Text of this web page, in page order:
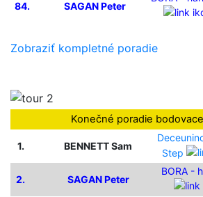
84. SAGAN Peter
Zobraziť kompletné poradie
Konečné poradie
1. BENNETT Sam
Step
2. SAGAN Peter
BORA -